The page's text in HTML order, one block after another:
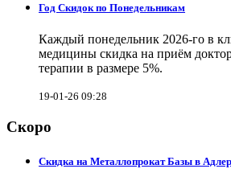
Год Скидок по Понедельникам
Каждый понедельник 2026-го в
медицины скидка на приём
терапии в размере 5%.
19-01-26 09:28
Скоро
Скидка на Металлопрокат Базы в